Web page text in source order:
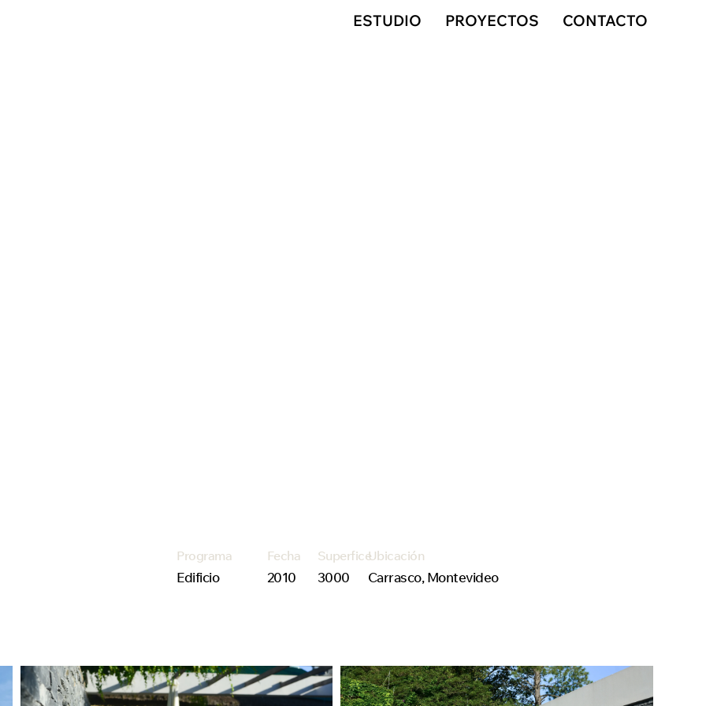
ESTUDIO PROYECTOS CONTACTO
Programa
Edificio
Fecha
2010
Superfice
3000
Ubicación
Carrasco, Montevideo